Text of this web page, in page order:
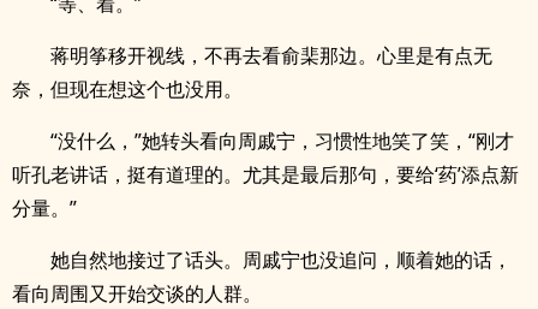
蒋明筝移开视线，不再去看俞棐那边。心里是有点无
奈，但现在想这个也没用。
“没什么，”她转头看向周戚宁，习惯性地笑了笑，“刚才
听孔老讲话，挺有道理的。尤其是最后那句，要给‘药’添点新
分量。”
她自然地接过了话头。周戚宁也没追问，顺着她的话，
看向周围又开始交谈的人群。